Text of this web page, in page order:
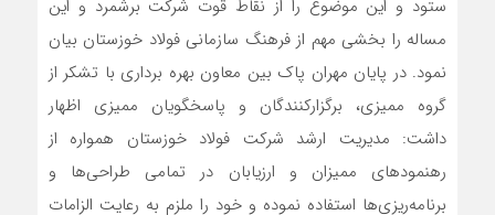
ستود و این موضوع را از نقاط قوت شرکت برشمرد و این
مساله را بخشی مهم از فرهنگ سازمانی فولاد خوزستان بیان
نمود. در پایان مهران پاک بین معاون بهره برداری با تشکر از
گروه ممیزی، برگزارکنندگان و پاسخگویان ممیزی اظهار
داشت: مدیریت ارشد شرکت فولاد خوزستان همواره از
رهنمودهای ممیزان و ارزیابان در تمامی طراحی‌ها و
برنامه‌ریزی‌ها استفاده نموده و خود را ملزم به رعایت الزامات